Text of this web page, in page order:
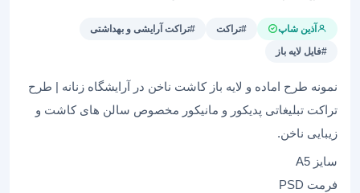
آذین شاپ #تراکت
#تراکت آرایشی و بهداشتی
#فایل لایه باز
نمونه طرح اماده و لایه باز کاشت ناخن در آرایشگاه زنانه | طرح
تراکت تبلیغاتی پدیکور و مانیکور مخصوص سالن های کاشت و
زیبایی ناخن.
سایز A5
فرمت PSD